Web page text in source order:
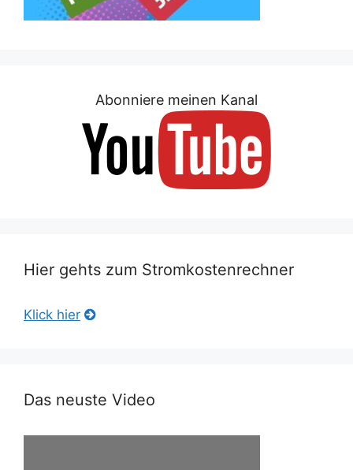
Abonniere meinen Kanal
Hier gehts zum Stromkostenrechner
Klick hier
Das neuste Video